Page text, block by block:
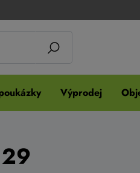
Výprodej